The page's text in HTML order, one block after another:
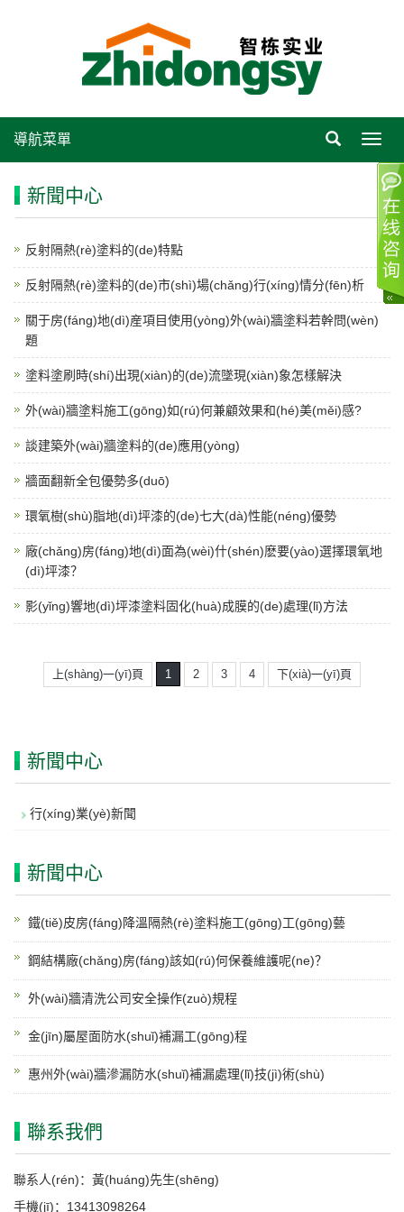
導航菜單
新聞中心
反射隔熱(rè)塗料的(de)特點
反射隔熱(rè)塗料的(de)市(shì)場(chǎng)行(xíng)情分(fēn)析
關于房(fáng)地(dì)産項目使用(yòng)外(wài)牆塗料若幹問(wèn)
題
塗料塗刷時(shí)出現(xiàn)的(de)流墜現(xiàn)象怎樣解決
外(wài)牆塗料施工(gōng)如(rú)何兼顧效果和(hé)美(měi)感?
談建築外(wài)牆塗料的(de)應用(yòng)
牆面翻新全包優勢多(duō)
環氧樹(shù)脂地(dì)坪漆的(de)七大(dà)性能(néng)優勢
廠(chǎng)房(fáng)地(dì)面為(wèi)什(shén)麽要(yào)選擇環氧地
(dì)坪漆？
影(yǐng)響地(dì)坪漆塗料固化(huà)成膜的(de)處理(lǐ)方法
上(shàng)一(yī)頁 1 2 3 4 下(xià)一(yī)頁
新聞中心
行(xíng)業(yè)新聞
新聞中心
鐵(tiě)皮房(fáng)降溫隔熱(rè)塗料施工(gōng)工(gōng)藝
鋼結構廠(chǎng)房(fáng)該如(rú)何保養維護呢(ne)？
外(wài)牆清洗公司安全操作(zuò)規程
金(jīn)屬屋面防水(shuǐ)補漏工(gōng)程
惠州外(wài)牆滲漏防水(shuǐ)補漏處理(lǐ)技(jì)術(shù)
聯系我們
聯系人(rén)：黃(huáng)先生(shēng)
手機(jī)：13413098264